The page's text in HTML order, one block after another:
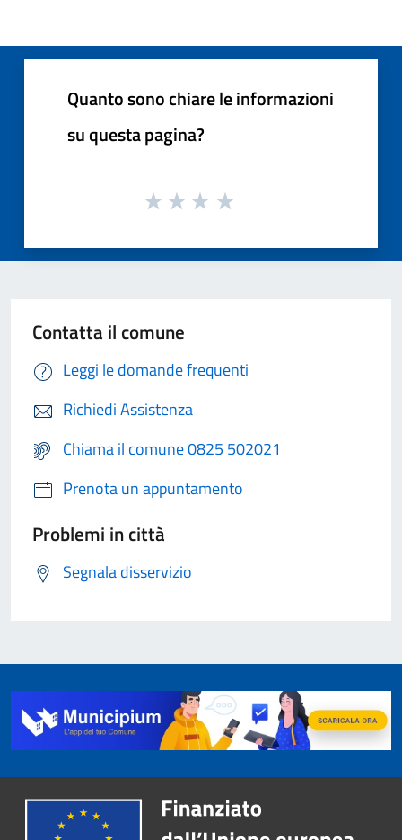
Quanto sono chiare le informazioni
su questa pagina?
Contatta il comune
Leggi le domande frequenti
Richiedi Assistenza
Chiama il comune 0825 502021
Prenota un appuntamento
Problemi in città
Segnala disservizio